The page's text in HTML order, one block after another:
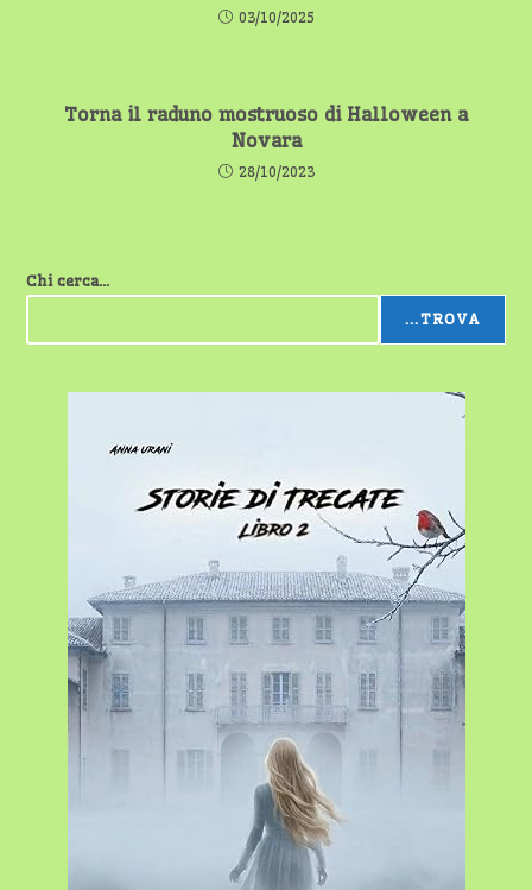
03/10/2025
Torna il raduno mostruoso di Halloween a
Novara
28/10/2023
Chi cerca...
...TROVA